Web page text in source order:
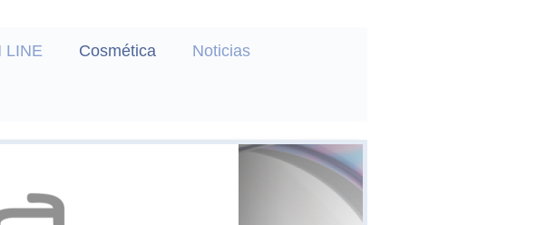
LINE Cosmética Noticias